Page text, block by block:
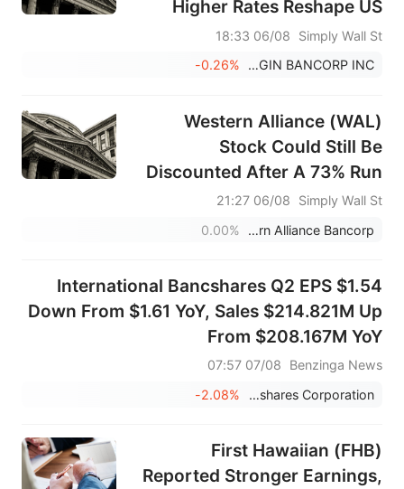
Higher Rates Reshape US
Financials
Simply Wall St
06/08 18:33
ORIGIN BANCORP INC
-0.26%
Western Alliance (WAL)
Stock Could Still Be
Discounted After A 73% Run
Simply Wall St
06/08 21:27
Western Alliance Bancorp
0.00%
International Bancshares Q2 EPS $1.54
Down From $1.61 YoY, Sales $214.821M Up
From $208.167M YoY
Benzinga News
07/08 07:57
International Bancshares Corporation
-2.08%
First Hawaiian (FHB)
Reported Stronger Earnings,